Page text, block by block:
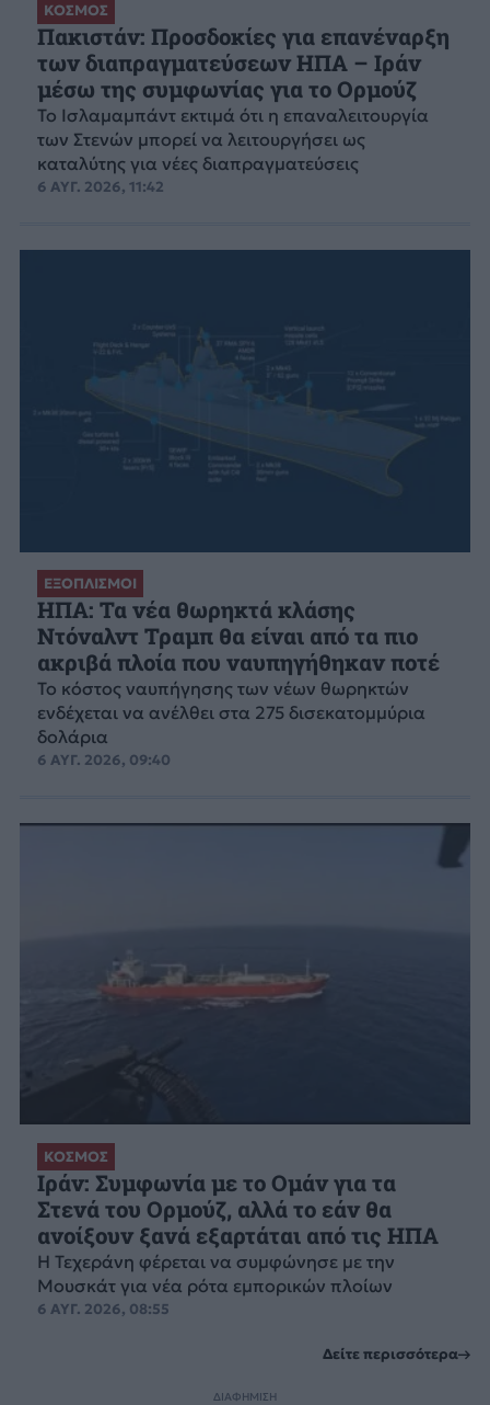
ΚΟΣΜΟΣ
Πακιστάν: Προσδοκίες για επανέναρξη
των διαπραγματεύσεων ΗΠΑ – Ιράν
μέσω της συμφωνίας για το Ορμούζ
Το Ισλαμαμπάντ εκτιμά ότι η επαναλειτουργία
των Στενών μπορεί να λειτουργήσει ως
καταλύτης για νέες διαπραγματεύσεις
6 ΑΥΓ. 2026, 11:42
ΕΞΟΠΛΙΣΜΟΙ
ΗΠΑ: Τα νέα θωρηκτά κλάσης
Ντόναλντ Τραμπ θα είναι από τα πιο
ακριβά πλοία που ναυπηγήθηκαν ποτέ
Το κόστος ναυπήγησης των νέων θωρηκτών
ενδέχεται να ανέλθει στα 275 δισεκατομμύρια
δολάρια
6 ΑΥΓ. 2026, 09:40
ΚΟΣΜΟΣ
Ιράν: Συμφωνία με το Ομάν για τα
Στενά του Ορμούζ, αλλά το εάν θα
ανοίξουν ξανά εξαρτάται από τις ΗΠΑ
Η Τεχεράνη φέρεται να συμφώνησε με την
Μουσκάτ για νέα ρότα εμπορικών πλοίων
6 ΑΥΓ. 2026, 08:55
Δείτε περισσότερα
ΔΙΑΦΗΜΙΣΗ